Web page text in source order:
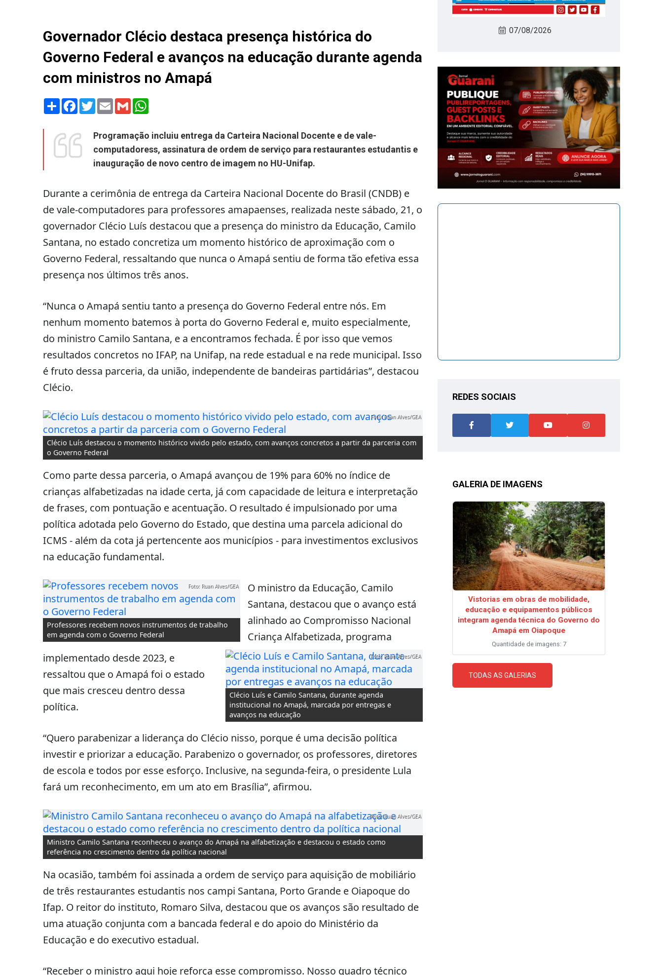
Governador Clécio destaca presença histórica do
Governo Federal e avanços na educação durante agenda
com ministros no Amapá
Share Facebook
TwitterEmail Gmail
Programação incluiu entrega da Carteira Nacional Docente e de vale-
computadoress, assinatura de ordem de serviço para restaurantes estudantis e
inauguração de novo centro de imagem no HU-Unifap.
Durante a cerimônia de entrega da Carteira Nacional Docente do Brasil (CNDB) e
de vale-computadores para professores amapaenses, realizada neste sábado, 21, o
governador Clécio Luís destacou que a presença do ministro da Educação, Camilo
Santana, no estado concretiza um momento histórico de aproximação com o
Governo Federal, ressaltando que nunca o Amapá sentiu de forma tão efetiva essa
presença nos últimos três anos.
“Nunca o Amapá sentiu tanto a presença do Governo Federal entre nós. Em
nenhum momento batemos à porta do Governo Federal e, muito especialmente,
do ministro Camilo Santana, e a encontramos fechada. É por isso que vemos
resultados concretos no IFAP, na Unifap, na rede estadual e na rede municipal. Isso
é fruto dessa parceria, da união, independente de bandeiras partidárias”, destacou
Clécio.
Clécio Luís destacou o momento histórico vivido pelo estado, com avanços concretos a partir da parceria com
o Governo Federal
Foto: Ruan Alves/GEA
Como parte dessa parceria, o Amapá avançou de 19% para 60% no índice de
crianças alfabetizadas na idade certa, já com capacidade de leitura e interpretação
de frases, com pontuação e acentuação. O resultado é impulsionado por uma
política adotada pelo Governo do Estado, que destina uma parcela adicional do
ICMS - além da cota já pertencente aos municípios - para investimentos exclusivos
na educação fundamental.
Professores recebem novos instrumentos de trabalho
em agenda com o Governo Federal
Foto: Ruan Alves/GEA
Clécio Luís e Camilo Santana, durante agenda
institucional no Amapá, marcada por entregas e
avanços na educação
Foto: Ruan Alves/GEA
O ministro da Educação, Camilo
Santana, destacou que o avanço está
alinhado ao Compromisso Nacional
Criança Alfabetizada, programa
implementado desde 2023, e
ressaltou que o Amapá foi o estado
que mais cresceu dentro dessa
política.
“Quero parabenizar a liderança do Clécio nisso, porque é uma decisão política
investir e priorizar a educação. Parabenizo o governador, os professores, diretores
de escola e todos por esse esforço. Inclusive, na segunda-feira, o presidente Lula
fará um reconhecimento, em um ato em Brasília”, afirmou.
Ministro Camilo Santana reconheceu o avanço do Amapá na alfabetização e destacou o estado como
referência no crescimento dentro da política nacional
Foto: Ruan Alves/GEA
Na ocasião, também foi assinada a ordem de serviço para aquisição de mobiliário
de três restaurantes estudantis nos campi Santana, Porto Grande e Oiapoque do
Ifap. O reitor do instituto, Romaro Silva, destacou que os avanços são resultado de
uma atuação conjunta com a bancada federal e do apoio do Ministério da
Educação e do executivo estadual.
“Receber o ministro aqui hoje reforça esse compromisso. Nosso quadro técnico
07/08/2026
REDES SOCIAIS
GALERIA DE IMAGENS
Vistorias em obras de mobilidade,
educação e equipamentos públicos
integram agenda técnica do Governo do
Amapá em Oiapoque
Quantidade de imagens: 7
TODAS AS GALERIAS